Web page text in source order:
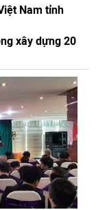
Nam tỉnh
xây dựng 20